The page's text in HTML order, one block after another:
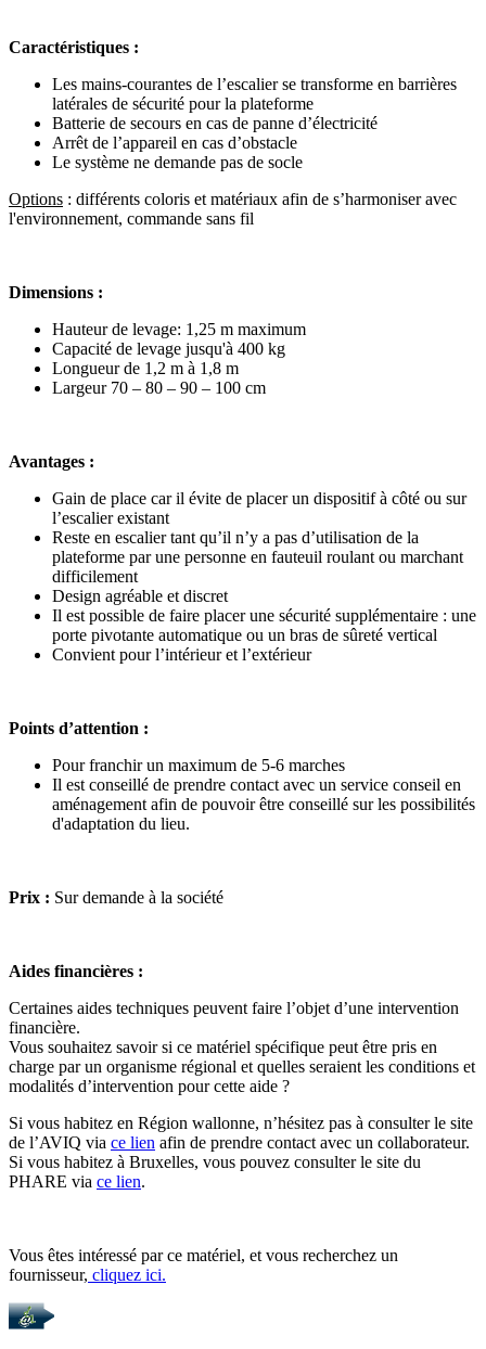
Caractéristiques :
Les mains-courantes de l’escalier se transforme en barrières
latérales de sécurité pour la plateforme
Batterie de secours en cas de panne d’électricité
Arrêt de l’appareil en cas d’obstacle
Le système ne demande pas de socle
Options : différents coloris et matériaux afin de s’harmoniser avec
l'environnement, commande sans fil
Dimensions :
Hauteur de levage: 1,25 m maximum
Capacité de levage jusqu'à 400 kg
Longueur de 1,2 m à 1,8 m
Largeur 70 – 80 – 90 – 100 cm
Avantages :
Gain de place car il évite de placer un dispositif à côté ou sur
l’escalier existant
Reste en escalier tant qu’il n’y a pas d’utilisation de la
plateforme par une personne en fauteuil roulant ou marchant
difficilement
Design agréable et discret
Il est possible de faire placer une sécurité supplémentaire : une
porte pivotante automatique ou un bras de sûreté vertical
Convient pour l’intérieur et l’extérieur
Points d’attention :
Pour franchir un maximum de 5-6 marches
Il est conseillé de prendre contact avec un service conseil en
aménagement afin de pouvoir être conseillé sur les possibilités
d'adaptation du lieu.
Prix : Sur demande à la société
Aides financières :
Certaines aides techniques peuvent faire l’objet d’une intervention
financière.
Vous souhaitez savoir si ce matériel spécifique peut être pris en
charge par un organisme régional et quelles seraient les conditions et
modalités d’intervention pour cette aide ?
Si vous habitez en Région wallonne, n’hésitez pas à consulter le site
de l’AVIQ via ce lien afin de prendre contact avec un collaborateur.
Si vous habitez à Bruxelles, vous pouvez consulter le site du
PHARE via ce lien.
Vous êtes intéressé par ce matériel, et vous recherchez un
fournisseur, cliquez ici.